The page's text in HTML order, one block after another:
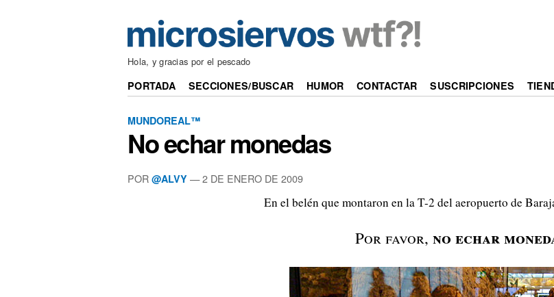
Hola, y gracias por el pescado
PORTADA SECCIONES/BUSCAR HUMOR CONTACTAR SUSCRIPCIONES
MUNDOREAL™
No echar monedas
POR @ALVY —2 DE ENERO DE 2009
En el belén que montaron en la T-2 del aeropuerto de
Por favor, no echar